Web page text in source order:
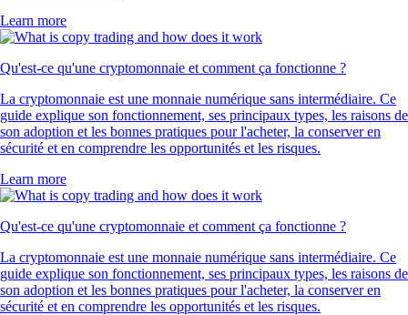
Learn more
Qu'est-ce qu'une cryptomonnaie et comment ça fonctionne ?
La cryptomonnaie est une monnaie numérique sans intermédiaire. Ce
guide explique son fonctionnement, ses principaux types, les raisons de
son adoption et les bonnes pratiques pour l'acheter, la conserver en
sécurité et en comprendre les opportunités et les risques.
Learn more
Qu'est-ce qu'une cryptomonnaie et comment ça fonctionne ?
La cryptomonnaie est une monnaie numérique sans intermédiaire. Ce
guide explique son fonctionnement, ses principaux types, les raisons de
son adoption et les bonnes pratiques pour l'acheter, la conserver en
sécurité et en comprendre les opportunités et les risques.